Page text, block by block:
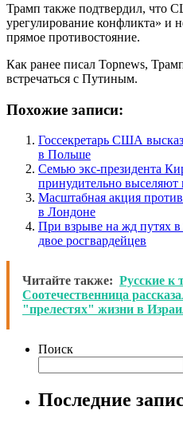
Трамп также подтвердил, что
урегулирование конфликта» и
прямое противостояние.
Как ранее писал Topnews,
встречаться с Путиным.
Похожие записи:
Госсекретарь США
в Польше
Семью экс-президента
принудительно выселяют
Масштабная акция
в Лондоне
При взрыве на жд путях
двое росгвардейцев
Читайте также: Русские к
Соотечественница
"прелестях" жизни в
Поиск
Последние